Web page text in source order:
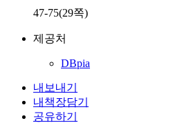
47-75(29쪽)
제공처
DBpia
내보내기
내책장담기
공유하기